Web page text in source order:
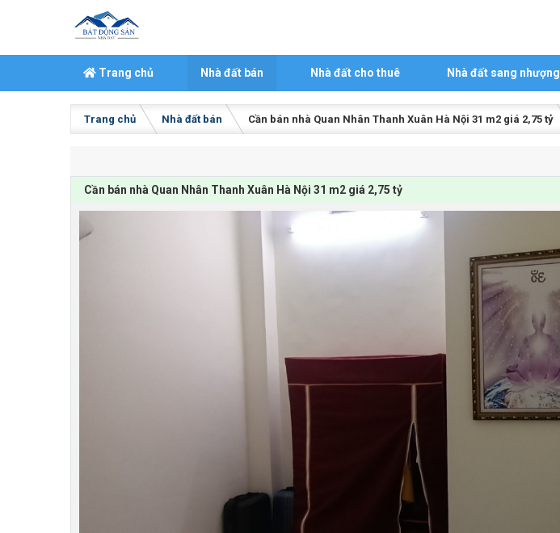
Trang chủ Nhà đất bán Nhà đất cho thuê Nhà đất sang nhượng
Trang chủ Nhà đất bán Cần bán nhà Quan Nhân Thanh Xuân Hà Nội 31 m2 giá 2,75 tỷ
Cần bán nhà Quan Nhân Thanh Xuân Hà Nội 31 m2 giá 2,75 tỷ